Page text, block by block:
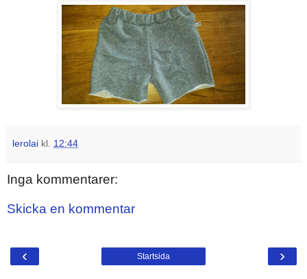
lerolai kl. 12:44
Inga kommentarer:
Skicka en kommentar
‹ ›
Startsida